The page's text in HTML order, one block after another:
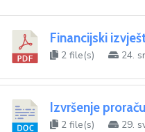
Financijski
2 file(s) 24.
Izvršenje
2 file(s) 29.